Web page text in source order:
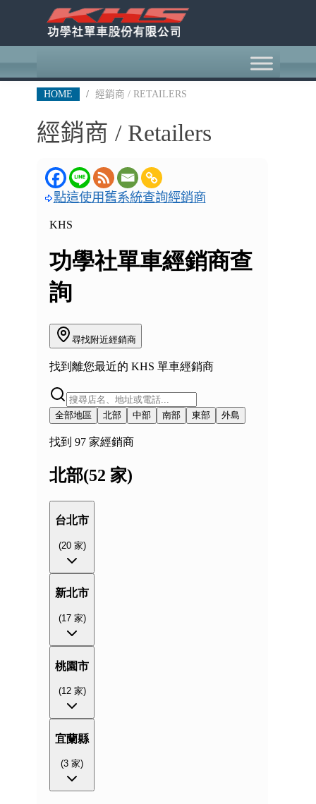
HOME / 經銷商 / RETAILERS
經銷商 / Retailers
點這使用舊系統查詢經銷商